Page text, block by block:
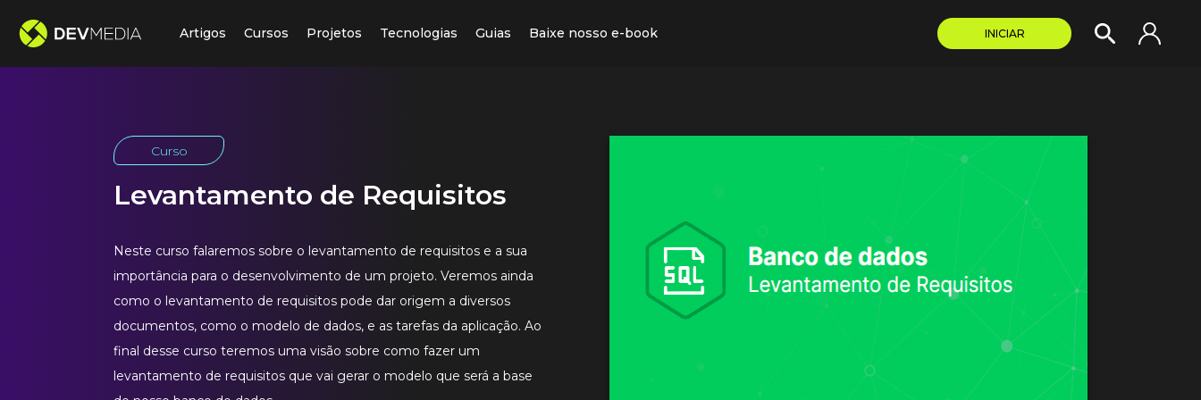
Artigos Cursos Projetos Tecnologias Guias Baixe nosso e-book INICIAR
Curso
Levantamento de Requisitos
Neste curso falaremos sobre o levantamento de requisitos e a sua
importância para o desenvolvimento de um projeto. Veremos ainda
como o levantamento de requisitos pode dar origem a diversos
documentos, como o modelo de dados, e as tarefas da aplicação. Ao
final desse curso teremos uma visão sobre como fazer um
levantamento de requisitos que vai gerar o modelo que será a base